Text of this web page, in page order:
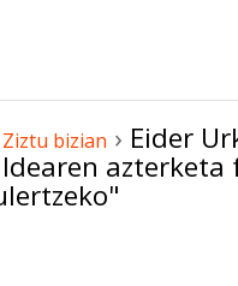
Ziztu bizian › Eider
azterketa